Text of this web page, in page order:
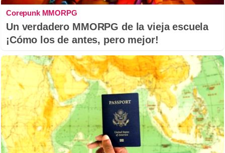
Corepunk MMORPG
Un verdadero MMORPG de la vieja escuela
¡Cómo los de antes, pero mejor!